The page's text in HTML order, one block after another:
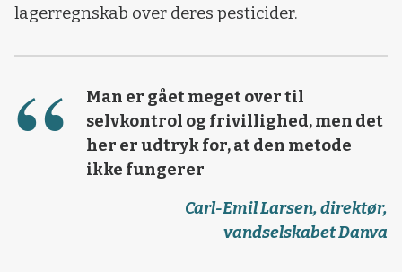
lagerregnskab over deres pesticider.
Man er gået meget over til
selvkontrol og frivillighed, men det
her er udtryk for, at den metode
ikke fungerer
Carl-Emil Larsen, direktør,
vandselskabet Danva